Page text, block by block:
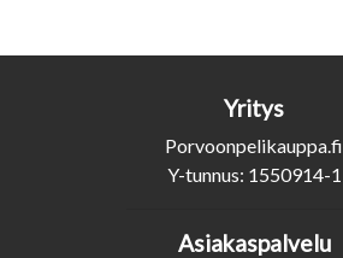
Yritys
Porvoonpelikauppa.fi
Y-tunnus: 1550914-1
Asiakaspalvelu